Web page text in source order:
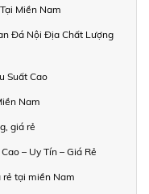
Miền Nam
Đá Nội Địa Chất Lượng
Suất Cao
Nam
giá rẻ
– Uy Tín – Giá Rẻ
rẻ tại miền Nam